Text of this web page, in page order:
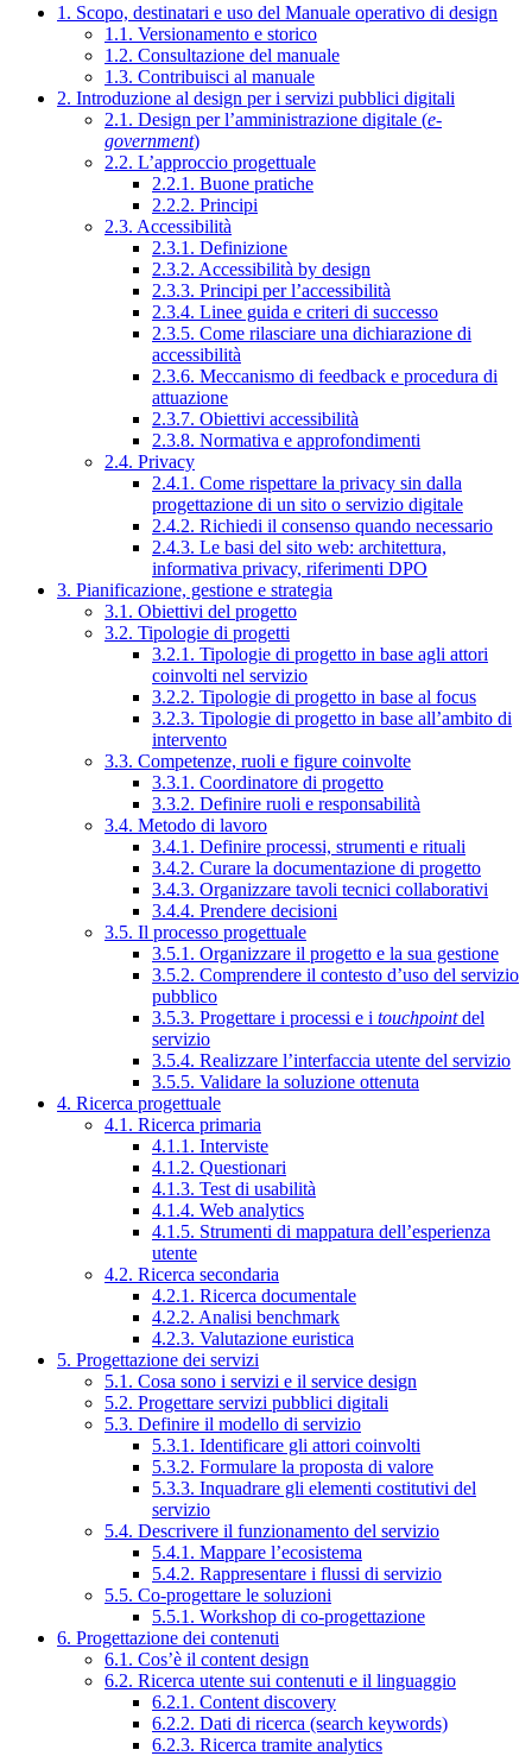
1. Scopo, destinatari e uso del Manuale operativo di design
1.1. Versionamento e storico
1.2. Consultazione del manuale
1.3. Contribuisci al manuale
2. Introduzione al design per i servizi pubblici digitali
2.1. Design per l’amministrazione digitale (e-
government)
2.2. L’approccio progettuale
2.2.1. Buone pratiche
2.2.2. Principi
2.3. Accessibilità
2.3.1. Definizione
2.3.2. Accessibilità by design
2.3.3. Principi per l’accessibilità
2.3.4. Linee guida e criteri di successo
2.3.5. Come rilasciare una dichiarazione di
accessibilità
2.3.6. Meccanismo di feedback e procedura di
attuazione
2.3.7. Obiettivi accessibilità
2.3.8. Normativa e approfondimenti
2.4. Privacy
2.4.1. Come rispettare la privacy sin dalla
progettazione di un sito o servizio digitale
2.4.2. Richiedi il consenso quando necessario
2.4.3. Le basi del sito web: architettura,
informativa privacy, riferimenti DPO
3. Pianificazione, gestione e strategia
3.1. Obiettivi del progetto
3.2. Tipologie di progetti
3.2.1. Tipologie di progetto in base agli attori
coinvolti nel servizio
3.2.2. Tipologie di progetto in base al focus
3.2.3. Tipologie di progetto in base all’ambito di
intervento
3.3. Competenze, ruoli e figure coinvolte
3.3.1. Coordinatore di progetto
3.3.2. Definire ruoli e responsabilità
3.4. Metodo di lavoro
3.4.1. Definire processi, strumenti e rituali
3.4.2. Curare la documentazione di progetto
3.4.3. Organizzare tavoli tecnici collaborativi
3.4.4. Prendere decisioni
3.5. Il processo progettuale
3.5.1. Organizzare il progetto e la sua gestione
3.5.2. Comprendere il contesto d’uso del servizio
pubblico
3.5.3. Progettare i processi e i touchpointdel
servizio
3.5.4. Realizzare l’interfaccia utente del servizio
3.5.5. Validare la soluzione ottenuta
4. Ricerca progettuale
4.1. Ricerca primaria
4.1.1. Interviste
4.1.2. Questionari
4.1.3. Test di usabilità
4.1.4. Web analytics
4.1.5. Strumenti di mappatura dell’esperienza
utente
4.2. Ricerca secondaria
4.2.1. Ricerca documentale
4.2.2. Analisi benchmark
4.2.3. Valutazione euristica
5. Progettazione dei servizi
5.1. Cosa sono i servizi e il service design
5.2. Progettare servizi pubblici digitali
5.3. Definire il modello di servizio
5.3.1. Identificare gli attori coinvolti
5.3.2. Formulare la proposta di valore
5.3.3. Inquadrare gli elementi costitutivi del
servizio
5.4. Descrivere il funzionamento del servizio
5.4.1. Mappare l’ecosistema
5.4.2. Rappresentare i flussi di servizio
5.5. Co-progettare le soluzioni
5.5.1. Workshop di co-progettazione
6. Progettazione dei contenuti
6.1. Cos’è il content design
6.2. Ricerca utente sui contenuti e il linguaggio
6.2.1. Content discovery
6.2.2. Dati di ricerca (search keywords)
6.2.3. Ricerca tramite analytics